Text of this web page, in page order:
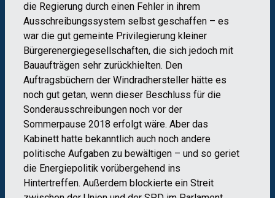
die Regierung durch einen Fehler in ihrem
Ausschreibungssystem selbst geschaffen – es
war die gut gemeinte Privilegierung kleiner
Bürgerenergiegesellschaften, die sich jedoch mit
Bauaufträgen sehr zurückhielten. Den
Auftragsbüchern der Windradhersteller hätte es
noch gut getan, wenn dieser Beschluss für die
Sonderausschreibungen noch vor der
Sommerpause 2018 erfolgt wäre. Aber das
Kabinett hatte bekanntlich auch noch andere
politische Aufgaben zu bewältigen – und so geriet
die Energiepolitik vorübergehend ins
Hintertreffen. Außerdem blockierte ein Streit